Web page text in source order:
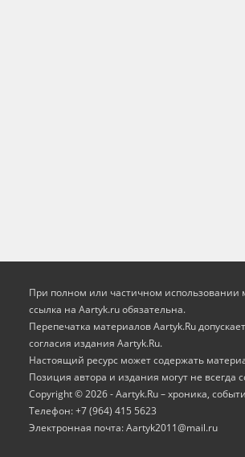
При полном или частичном использовании
ссылка на Aartyk.ru oбязательна.
Перепечатка материалов Aartyk.Ru
согласия издания Aartyk.Ru.
Настоящий ресурс может содержать
Позиция автора и издания могут не всегда
Copyright © 2026 - Aartyk.Ru – хроника,
Телефон: +7 (964) 415 5623
Электронная почта: Aartyk2011@mail.ru